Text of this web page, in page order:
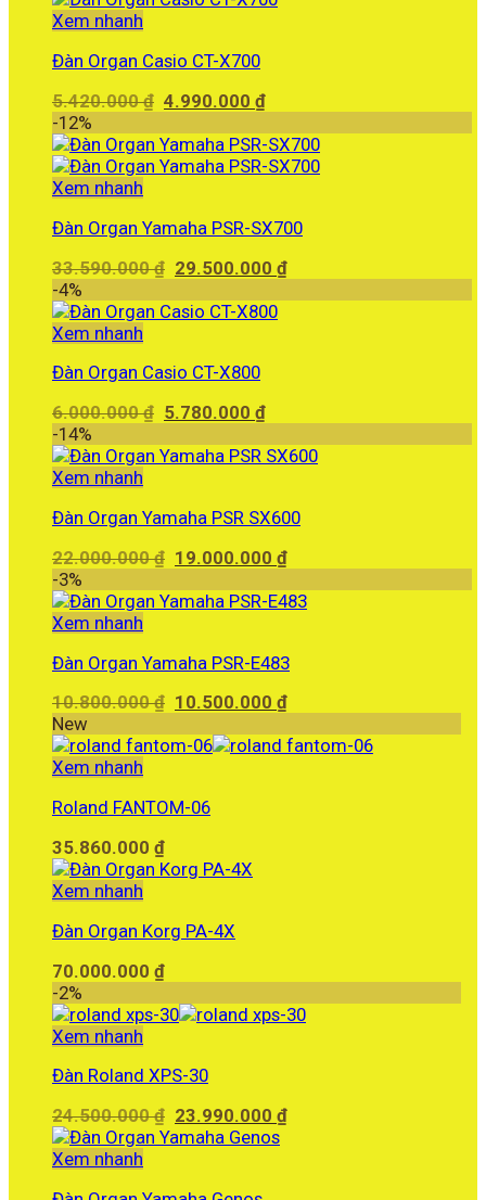
Xem nhanh
Đàn Organ Casio CT-X700
5.420.000₫ Giá
là:
5.420.000 ₫.
4.990.000₫Giá
tại
là:
-12%
Xem nhanh
Đàn Organ Yamaha PSR-SX700
33.590.000₫ Giá
là:
29.500.000₫Giá
-4%
Xem nhanh
Đàn Organ Casio CT-X800
6.000.000₫ Giá
là:
5.780.000₫Giá
tại
-14%
Xem nhanh
Đàn Organ Yamaha PSR SX600
22.000.000₫ Giá
là:
19.000.000₫Giá
tại
-3%
Xem nhanh
Đàn Organ Yamaha PSR-E483
10.800.000₫ Giá
là:
10.500.000₫Giá
tại
New
Xem nhanh
Roland FANTOM-06
35.860.000 ₫
Xem nhanh
Đàn Organ Korg PA-4X
70.000.000 ₫
-2%
Xem nhanh
Đàn Roland XPS-30
24.500.000₫ Giá
gốc
23.990.000₫Giá
Xem nhanh